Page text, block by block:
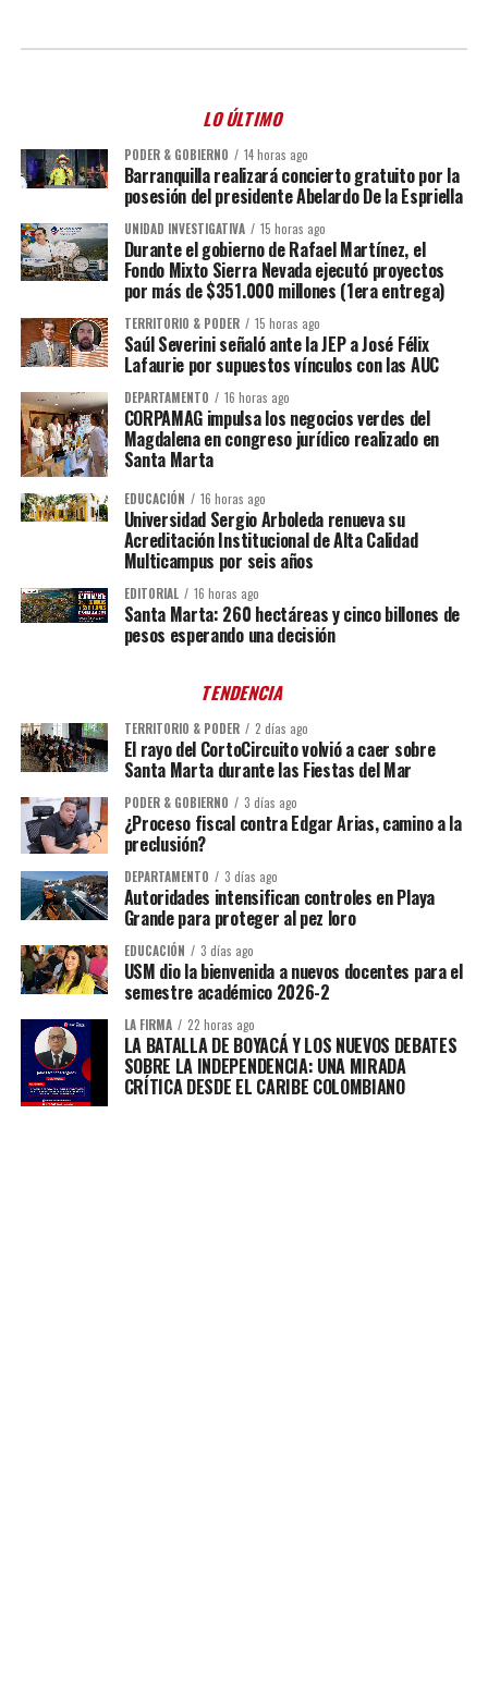
LO ÚLTIMO
PODER & GOBIERNO 14 horas ago
Barranquilla realizará concierto gratuito por la
posesión del presidente Abelardo De la Espriella
UNIDAD INVESTIGATIVA 15 horas ago
Durante el gobierno de Rafael Martínez, el
Fondo Mixto Sierra Nevada ejecutó proyectos
por más de $351.000 millones (1era entrega)
TERRITORIO & PODER 15 horas ago
Saúl Severini señaló ante la JEP a José Félix
Lafaurie por supuestos vínculos con las AUC
DEPARTAMENTO 16 horas ago
CORPAMAG impulsa los negocios verdes del
Magdalena en congreso jurídico realizado en
Santa Marta
EDUCACIÓN 16 horas ago
Universidad Sergio Arboleda renueva su
Acreditación Institucional de Alta Calidad
Multicampus por seis años
EDITORIAL 16 horas ago
Santa Marta: 260 hectáreas y cinco billones de
pesos esperando una decisión
TENDENCIA
TERRITORIO & PODER 2 días ago
El rayo del CortoCircuito volvió a caer sobre
Santa Marta durante las Fiestas del Mar
PODER & GOBIERNO 3 días ago
¿Proceso fiscal contra Edgar Arias, camino a la
preclusión?
DEPARTAMENTO 3 días ago
Autoridades intensifican controles en Playa
Grande para proteger al pez loro
EDUCACIÓN 3 días ago
USM dio la bienvenida a nuevos docentes para el
semestre académico 2026-2
LA FIRMA 22 horas ago
LA BATALLA DE BOYACÁ Y LOS NUEVOS DEBATES
SOBRE LA INDEPENDENCIA: UNA MIRADA
CRÍTICA DESDE EL CARIBE COLOMBIANO